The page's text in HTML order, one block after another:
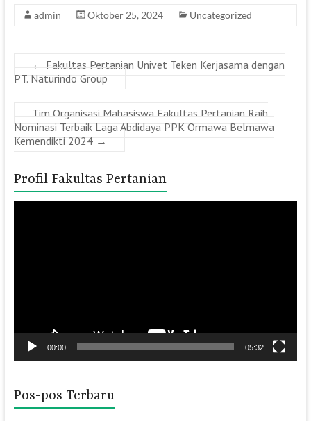
admin Oktober 25, 2024 Uncategorized
← Fakultas Pertanian Univet Teken Kerjasama dengan
PT. Naturindo Group
Tim Organisasi Mahasiswa Fakultas Pertanian Raih
Nominasi Terbaik Laga Abdidaya PPK Ormawa Belmawa
Kemendikti 2024 →
Profil Fakultas Pertanian
00:00 05:32
Pos-pos Terbaru